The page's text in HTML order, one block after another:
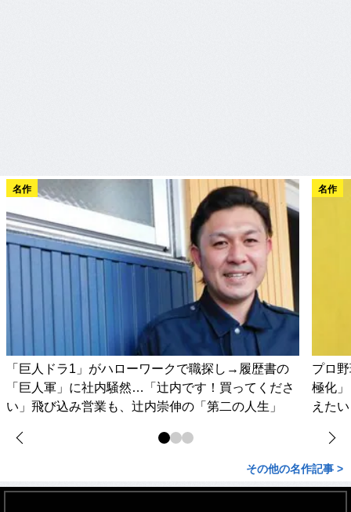
名作
「巨人ドラ1」がハローワークで職探し→履歴書の
「巨人軍」に社内騒然…「辻内です！買ってくださ
い」飛び込み営業も、辻内崇伸の「第二の人生」
名作
プロ
極化
えた
その他の名作記事 >